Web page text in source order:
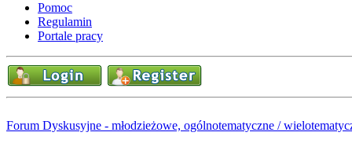
Pomoc
Regulamin
Portale pracy
Forum Dyskusyjne - młodzieżowe, ogólnotematyczne /